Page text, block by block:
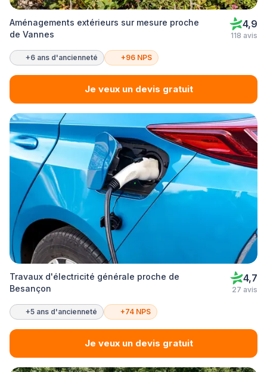
Aménagements extérieurs sur mesure proche
de Vannes
4,9
118 avis
+6 ans d'ancienneté +96 NPS
Je veux un devis gratuit
Travaux d'électricité générale proche de
Besançon
4,7
27 avis
+5 ans d'ancienneté +74 NPS
Je veux un devis gratuit